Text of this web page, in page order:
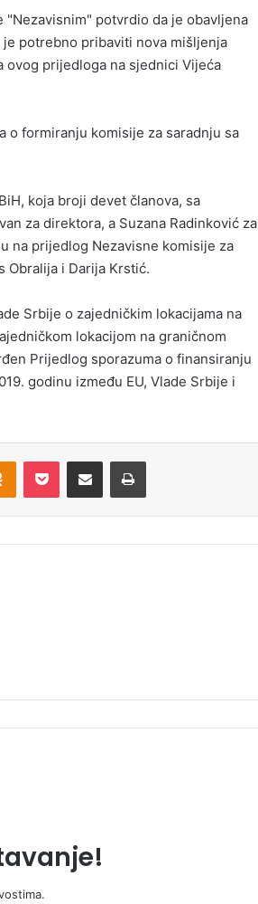
"Nezavisnim" potvrdio da je obavljena
potrebno pribaviti nova mišljenja
ovog prijedloga na sjednici Vijeća
o formiranju komisije za saradnju sa
koja broji devet članova, sa
za direktora, a Suzana Radinković za
na prijedlog Nezavisne komisije za
Obralija i Darija Krstić.
Srbije o zajedničkim lokacijama na
lokacijom na graničnom
Prijedlog sporazuma o finansiranju
godinu između EU, Vlade Srbije i